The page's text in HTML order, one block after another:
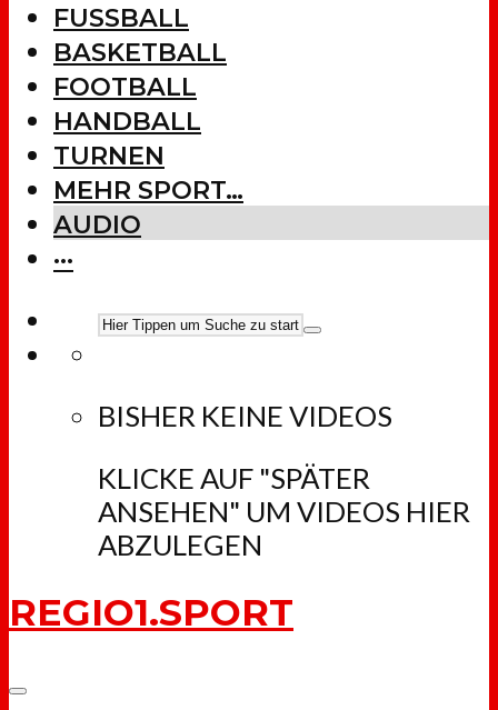
FUSSBALL
BASKETBALL
FOOTBALL
HANDBALL
TURNEN
MEHR SPORT…
AUDIO
···
BISHER KEINE VIDEOS
KLICKE AUF "SPÄTER
ANSEHEN" UM VIDEOS HIER
ABZULEGEN
REGIO1.SPORT